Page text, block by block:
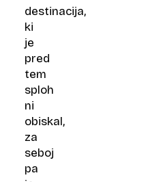
destinacija,
ki
je
pred
tem
sploh
ni
obiskal,
za
seboj
pa